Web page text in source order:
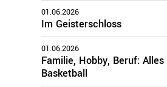
01.06.2026
Im Geisterschloss
01.06.2026
Familie, Hobby, Beruf: Alles
Basketball